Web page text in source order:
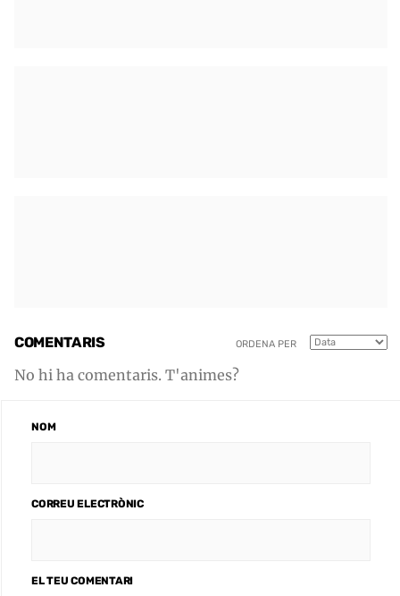
COMENTARIS ORDENA PER
No hi ha comentaris. T'animes?
NOM
CORREU ELECTRÒNIC
EL TEU COMENTARI